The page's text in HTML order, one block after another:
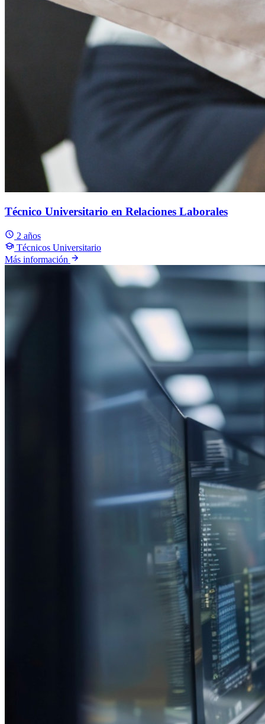
Técnico Universitario en Relaciones Laborales
2 años
Técnicos Universitario
Más información